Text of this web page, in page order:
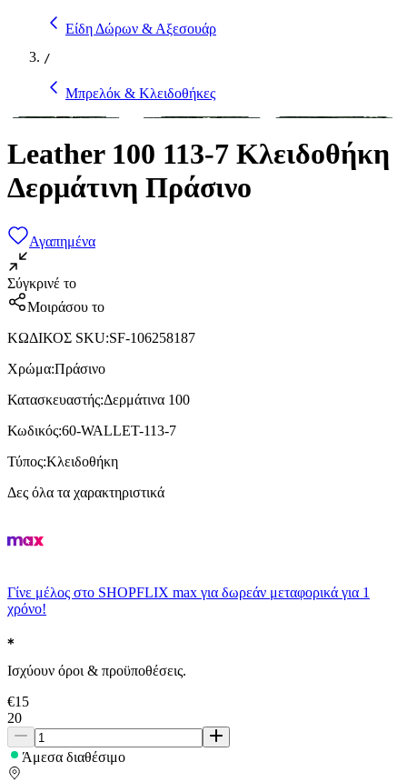
Είδη Δώρων & Αξεσουάρ
/
Μπρελόκ & Κλειδοθήκες
Leather 100 113-7 Κλειδοθήκη
Δερμάτινη Πράσινο
Αγαπημένα
Σύγκρινέ το
Μοιράσου το
ΚΩΔΙΚΟΣ SKU:SF-106258187
Χρώμα:Πράσινο
Κατασκευαστής:Δερμάτινα 100
Κωδικός:60-WALLET-113-7
Τύπος:Κλειδοθήκη
Δες όλα τα χαρακτηριστικά
Γίνε μέλος στο SHOPFLIX max για δωρεάν μεταφορικά για 1
χρόνο!
Ισχύουν όροι & προϋποθέσεις.
€15
20
Άμεσα διαθέσιμο